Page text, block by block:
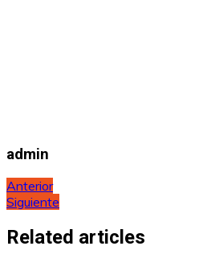
admin
Navegación
de
entradas
Anterior
Siguiente
Related articles